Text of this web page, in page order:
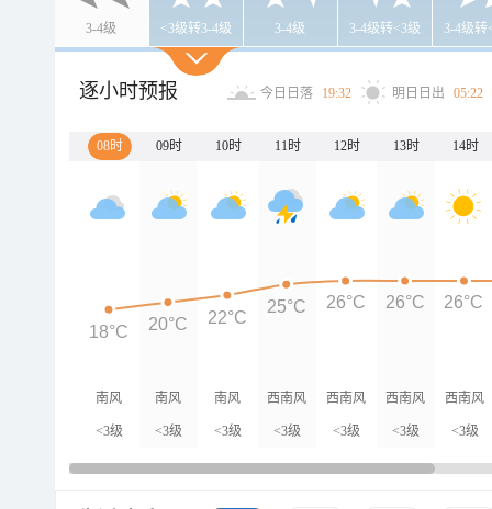
3-4级 <3级转3-4级 3-4级 3-4级转<3级 3-4级转
逐小时预报 今日日落 19:32 明日日出 05:22
08时 09时 10时 11时 12时 13时 14时
南风
<3级
南风
<3级
南风
<3级
西南风
<3级
西南风
<3级
西南风
<3级
西南风
<3级
18°C 20°C 22°C
25°C 26°C 26°C 26°C